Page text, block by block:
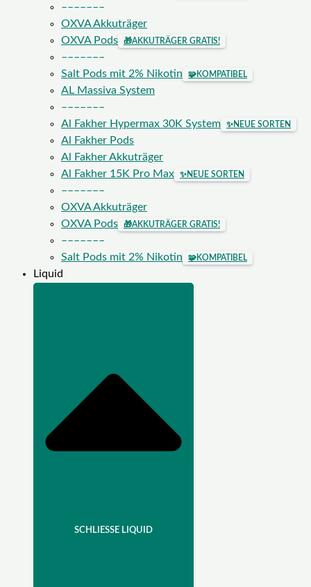
–––––––
OXVA Akkuträger
OXVA Pods
🎁AKKUTRÄGER GRATIS!
–––––––
Salt Pods mit 2% Nikotin
🧩KOMPATIBEL
AL Massiva System
–––––––
Al Fakher Hypermax 30K System
✨NEUE SORTEN
Al Fakher Pods
Al Fakher Akkuträger
Al Fakher 15K Pro Max
✨NEUE SORTEN
–––––––
OXVA Akkuträger
OXVA Pods
🎁AKKUTRÄGER GRATIS!
–––––––
Salt Pods mit 2% Nikotin
🧩KOMPATIBEL
Liquid
SCHLIESSE LIQUID